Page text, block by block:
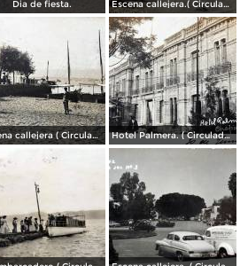
Dia de fiesta. Escena callejera.( Circulada el 3 de Marzo de 1909 ).
Escena callejera ( Circulada el 19 de Diciembre de 1908 ).. Hotel Palmera. ( Circulada el 30 de Junio de 1909 ).